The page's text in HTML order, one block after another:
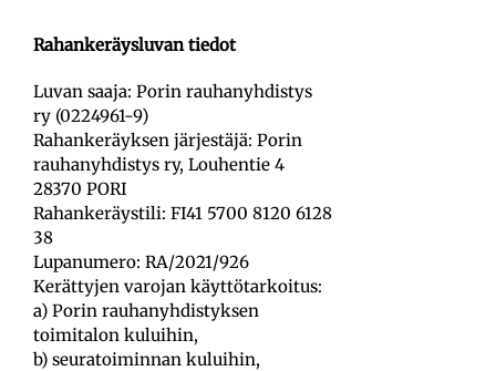
Rahankeräysluvan tiedot
Luvan saaja: Porin rauhanyhdistys
ry (0224961-9)
Rahankeräyksen järjestäjä: Porin
rauhanyhdistys ry, Louhentie 4
28370 PORI
Rahankeräystili: FI41 5700 8120 6128
38
Lupanumero: RA/2021/926
Kerättyjen varojan käyttötarkoitus:
a) Porin rauhanyhdistyksen
toimitalon kuluihin,
b) seuratoiminnan kuluihin,